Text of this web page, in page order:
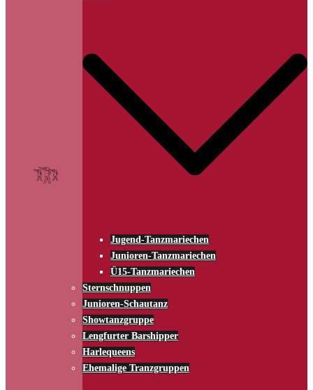
Jugend-Tanzmariechen
Junioren-Tanzmariechen
Ü15-Tanzmariechen
Sternschnuppen
Junioren-Schautanz
Showtanzgruppe
Lengfurter Barshipper
Harlequeens
Ehemalige Tranzgruppen